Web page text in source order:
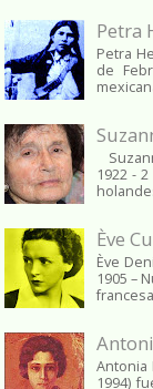
Petra
Petra
de
1922 -
Ève
Ève
1905 –
Antonia
1994)